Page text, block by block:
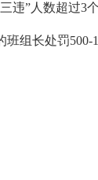
违”人数超过3
班组长处罚